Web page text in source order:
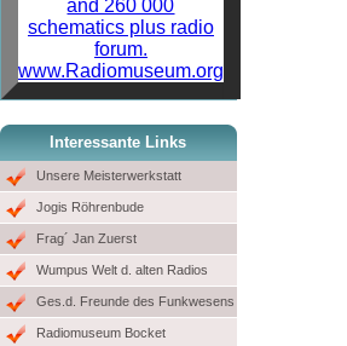
www.Radiomuseum.org
Interessante Links
Unsere Meisterwerkstatt
Jogis Röhrenbude
Frag´ Jan Zuerst
Wumpus Welt d. alten Radios
Ges.d. Freunde des Funkwesens
Radiomuseum Bocket